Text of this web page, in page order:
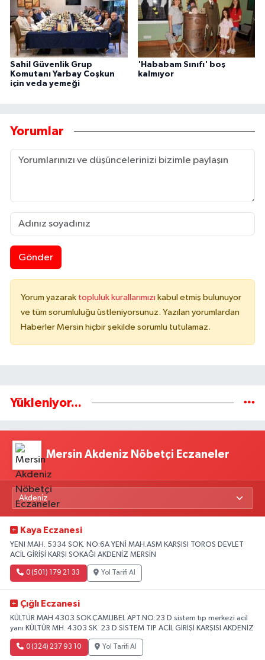
Sahil Güvenlik Grup
Komutanı Yarbay Coşkun
için veda yemeği
'Hababam Sınıfı' boş
kalmıyor
Yorumlar
Gönder
Yorum yazarak topluluk kurallarımızı kabul etmiş bulunuyor
ve tüm sorumluluğu üstleniyorsunuz. Yazılan yorumlardan
Haberler Mersin hiçbir şekilde sorumlu tutulamaz.
Yükleniyor...
Mersin Akdeniz Nöbetçi Eczaneler
Kaya Eczanesi
YENI MAH. 5334 SOK. NO:6A YENİ MAH.ASM KARŞISI TOROS DEVLET
ACİL GİRİŞİ KARŞI SOKAĞI AKDENİZ MERSİN
0 (501) 179 21 33 Yol Tarifi Al
Çığlı Eczanesi
KÜLTÜR MAH.4303 SOK.ÇAMLIBEL APT.NO:23 D sistem tıp merkezi acil
yanı KÜLTÜR MH. 4303 SK. 23 D SİSTEM TIP ACİL GİRİŞİ KARŞISI AKDENİZ
0 (324) 237 93 10 Yol Tarifi Al